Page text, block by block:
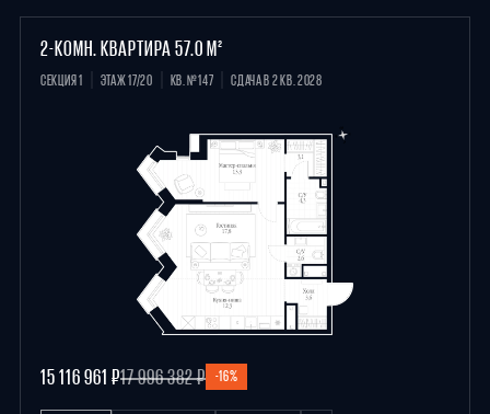
2-КОМН. КВАРТИРА 57.0 М²
СЕКЦИЯ 1 ЭТАЖ 17/20 КВ. №147 СДАЧА В 2 КВ. 2028
15 116 961 ₽17 996 382 ₽ -16%